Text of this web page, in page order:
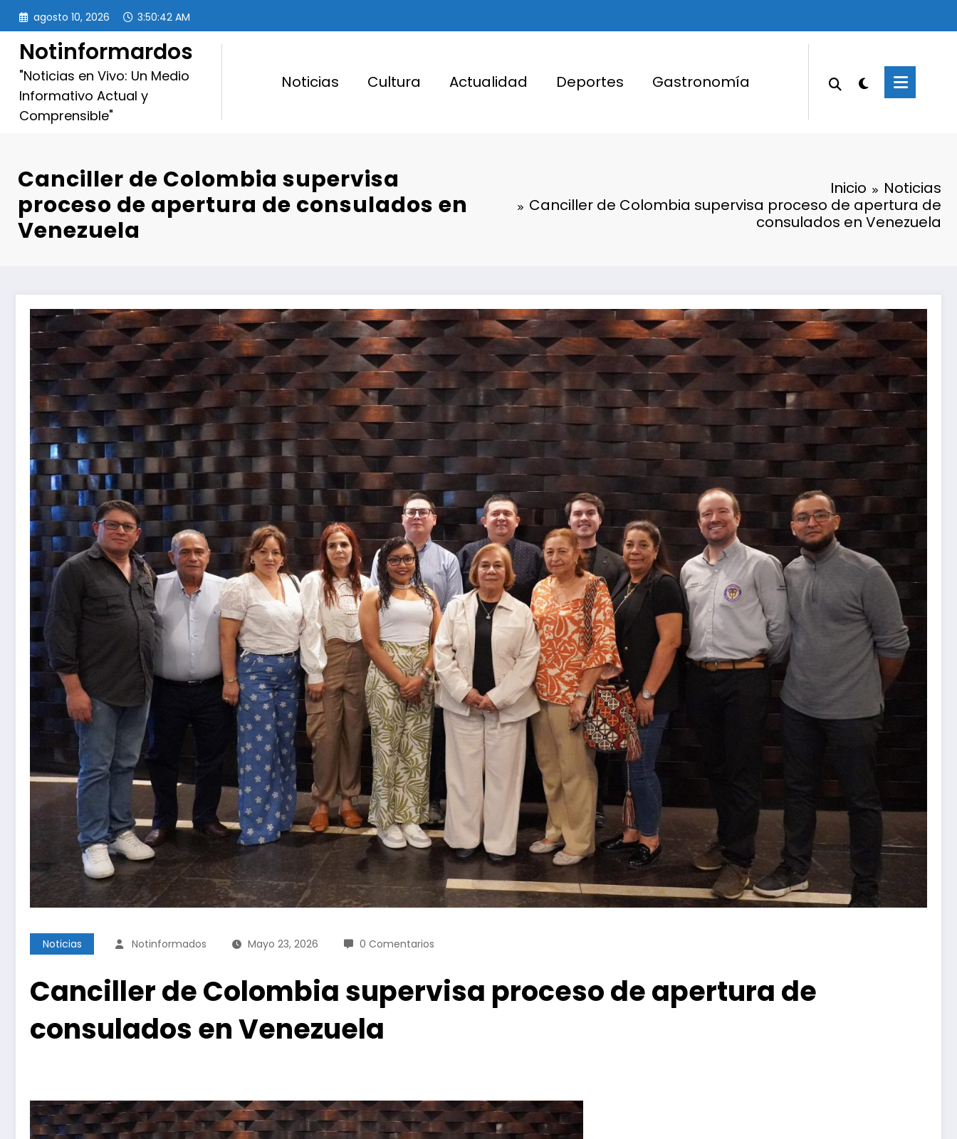
Saltar
contenido
agosto 10, 2026 3:50:44 AM
Notinformardos
"Noticias en Vivo: Un Medio
Informativo Actual y
Comprensible"
Noticias Cultura Actualidad Deportes Gastronomía
Canciller de Colombia supervisa
proceso de apertura de consulados en
Venezuela
Inicio
Noticias
Canciller de Colombia supervisa proceso de apertura de
consulados en Venezuela
Noticias Notinformados Mayo 23, 2026 0 Comentarios
Canciller de Colombia supervisa proceso de apertura de
consulados en Venezuela